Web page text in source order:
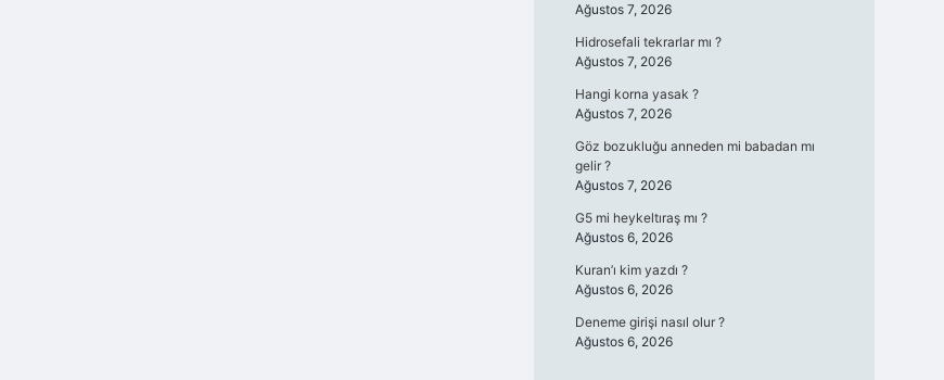
Ağustos 7, 2026
Hidrosefali tekrarlar mı ?
Ağustos 7, 2026
Hangi korna yasak ?
Ağustos 7, 2026
Göz bozukluğu anneden mi babadan mı
gelir ?
Ağustos 7, 2026
G5 mi heykeltıraş mı ?
Ağustos 6, 2026
Kuran’ı kim yazdı ?
Ağustos 6, 2026
Deneme girişi nasıl olur ?
Ağustos 6, 2026